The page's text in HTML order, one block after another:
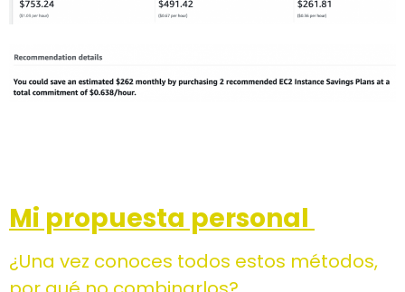
Mi propuesta personal
¿Una vez conoces todos estos métodos,